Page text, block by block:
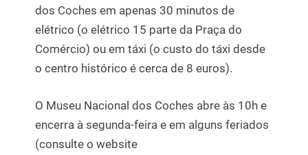
dos Coches em apenas 30 minutos de
elétrico (o elétrico 15 parte da Praça do
Comércio) ou em táxi (o custo do táxi desde
o centro histórico é cerca de 8 euros).
O Museu Nacional dos Coches abre às 10h e
encerra à segunda-feira e em alguns feriados
(consulte o website